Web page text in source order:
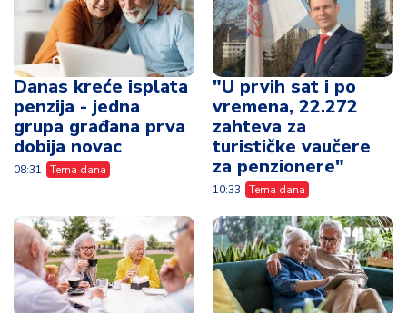
Danas kreće isplata
penzija - jedna
grupa građana prva
dobija novac
08:31 Tema dana
"U prvih sat i po
vremena, 22.272
zahteva za
turističke vaučere
za penzionere"
10:33 Tema dana